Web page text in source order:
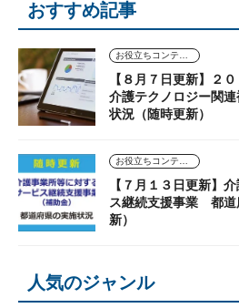
おすすめ記事
お役立ちコンテンツ
【８月７日更新】２
介護テクノロジー関
状況（随時更新）
お役立ちコンテンツ
【７月１３日更新】
ス継続支援事業 都道
新）
人気のジャンル